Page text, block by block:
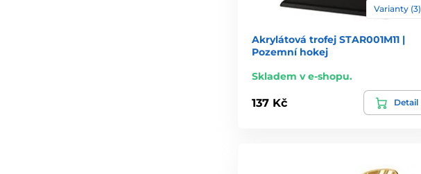
Varianty (3)
Akrylátová trofej STAR001M11 |
Pozemní hokej
Skladem v e-shopu.
137 Kč Detail